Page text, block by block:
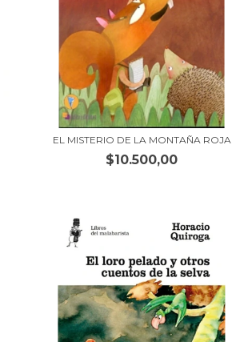
EL MISTERIO DE LA MONTAÑA ROJA
$10.500,00